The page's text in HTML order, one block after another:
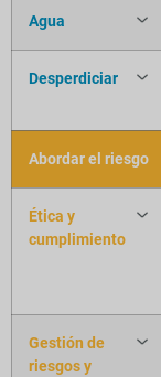
Agua
Desperdiciar
Abordar el riesgo
Ética y
cumplimiento
Gestión de
riesgos y